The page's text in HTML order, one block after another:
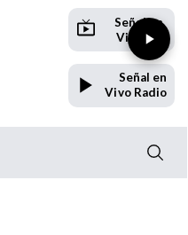
Señal en
Vivo TV
Señal en
Vivo Radio